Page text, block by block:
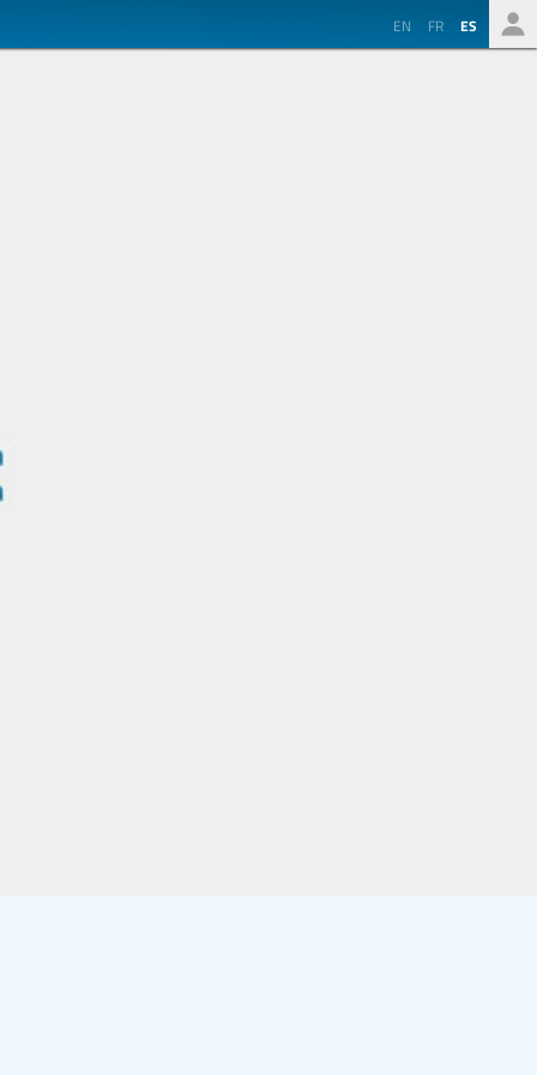
EN FR ES